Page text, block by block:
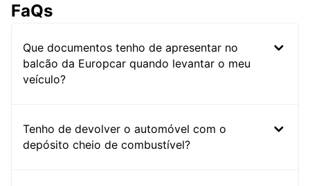
FaQs
Que documentos tenho de apresentar no
balcão da Europcar quando levantar o meu
veículo?
Tenho de devolver o automóvel com o
depósito cheio de combustível?